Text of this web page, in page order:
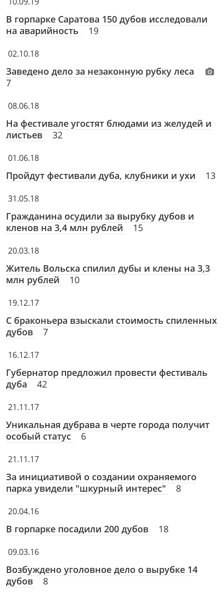
В горпарке Саратова 150 дубов исследовали
на аварийность
19
02.10.18
Заведено дело за незаконную рубку леса
7
08.06.18
На фестивале угостят блюдами из желудей и
листьев
32
01.06.18
Пройдут фестивали дуба, клубники и ухи 13
31.05.18
Гражданина осудили за вырубку дубов и
кленов на 3,4 млн рублей
15
20.03.18
Житель Вольска спилил дубы и клены на 3,3
млн рублей
10
19.12.17
С браконьера взыскали стоимость спиленных
дубов
7
16.12.17
Губернатор предложил провести фестиваль
дуба
42
21.11.17
Уникальная дубрава в черте города получит
особый статус
6
21.11.17
За инициативой о создании охраняемого
парка увидели "шкурный интерес"
8
20.04.16
В горпарке посадили 200 дубов 18
09.03.16
Возбуждено уголовное дело о вырубке 14
дубов
8